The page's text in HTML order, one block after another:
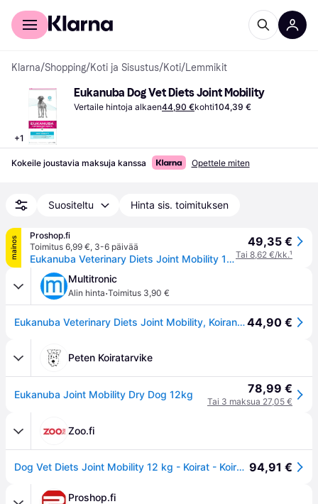
Kuluttajille
Klarna/Shopping/Koti ja Sisustus/Koti/Lemmikit
+1
Eukanuba Dog Vet Diets Joint Mobility
Vertaile hintoja alkaen44,90 €kohti104,39 €
Kokeile joustavia maksuja kanssa Opettele miten
Suositeltu Hinta sis. toimituksen
mainos
Proshop.fi
Toimitus 6,99 €, 3-6 päivää
Eukanuba Veterinary Diets Joint Mobility 12kg
49,35 €
Tai 8,62 €/kk.¹
Multitronic
Alin hinta·Toimitus 3,90 €
Eukanuba Veterinary Diets Joint Mobility, Koiran kuivaruoka, Adult, Painonhallinta, 12 kg44,90 €
Peten Koiratarvike
Eukanuba Joint Mobility Dry Dog 12kg 78,99 €
Tai 3 maksua 27,05 €
Zoo.fi
Dog Vet Diets Joint Mobility 12 kg - Koirat - Koiranruoka - Eläinlääkärikuivaruoka koiralle - Eukanuba Veterinary Diets 94,91 €
Proshop.fi